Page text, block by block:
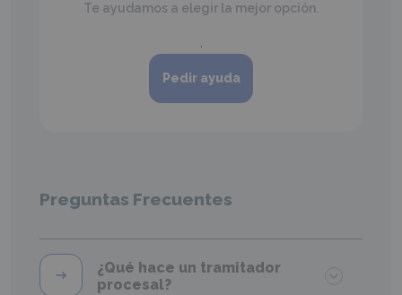
Te ayudamos a elegir la mejor opción.
.
Pedir ayuda
Preguntas Frecuentes
¿Qué hace un tramitador
procesal?